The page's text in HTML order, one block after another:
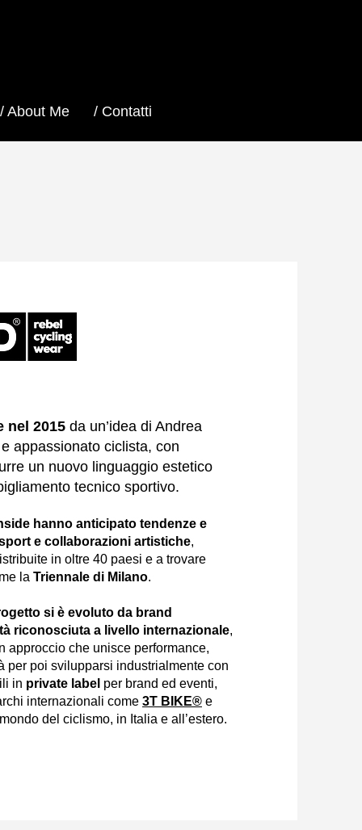
/ About Me / Contatti
nel 2015 da un’idea di Andrea
appassionato ciclista, con
un nuovo linguaggio estetico
tecnico sportivo.
hanno anticipato tendenze e
e collaborazioni artistiche,
in oltre 40 paesi e a trovare
la Triennale di Milano.
si è evoluto da brand
riconosciuta a livello internazionale,
approccio che unisce performance,
per poi svilupparsi industrialmente con
in private label per brand ed eventi,
internazionali come 3T BIKE® e
del ciclismo, in Italia e all’estero.